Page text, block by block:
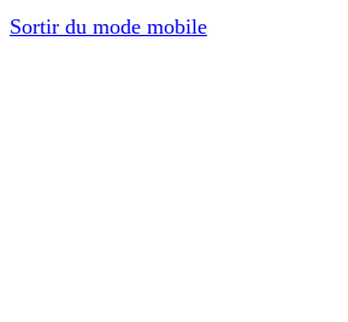
Sortir du mode mobile